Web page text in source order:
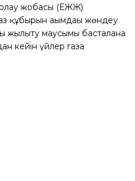
жобасы (ЕЖЖ)
құбырын ағымдағы жөндеу
маусымы басталғанға
кейін үйлер газға